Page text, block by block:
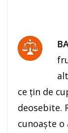
ce ţin de
deosebite.
cunoaşte o